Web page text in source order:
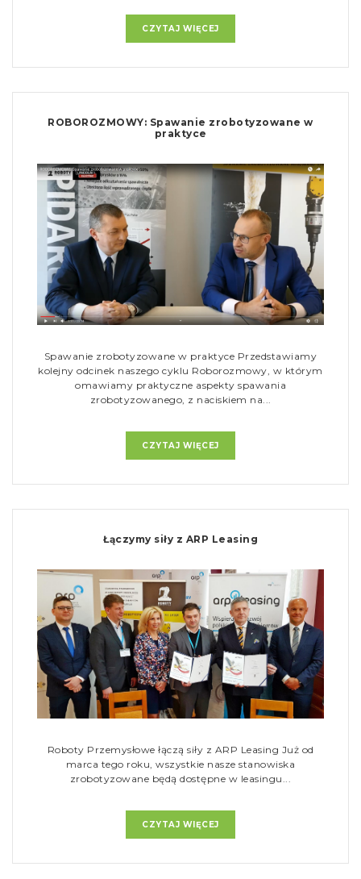
CZYTAJ WIĘCEJ
ROBOROZMOWY: Spawanie zrobotyzowane w
praktyce
Spawanie zrobotyzowane w praktyce Przedstawiamy
kolejny odcinek naszego cyklu Roborozmowy, w którym
omawiamy praktyczne aspekty spawania
zrobotyzowanego, z naciskiem na...
CZYTAJ WIĘCEJ
Łączymy siły z ARP Leasing
Roboty Przemysłowe łączą siły z ARP Leasing Już od
marca tego roku, wszystkie nasze stanowiska
zrobotyzowane będą dostępne w leasingu...
CZYTAJ WIĘCEJ